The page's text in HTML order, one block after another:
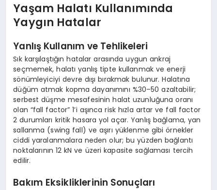
Yaşam Halatı Kullanımında
Yaygın Hatalar
Yanlış Kullanım ve Tehlikeleri
Sık karşılaştığın hatalar arasında uygun ankraj
seçmemek, halatı yanlış tipte kullanmak ve enerji
sönümleyiciyi devre dışı bırakmak bulunur. Halatına
düğüm atmak kopma dayanımını %30–50 azaltabilir;
serbest düşme mesafesinin halat uzunluğuna oranı
olan “fall factor” 1’i aşınca risk hızla artar ve fall factor
2 durumları kritik hasara yol açar. Yanlış bağlama, yan
sallanma (swing fall) ve aşırı yüklenme gibi örnekler
ciddi yaralanmalara neden olur; bu yüzden bağlantı
noktalarının 12 kN ve üzeri kapasite sağlaması tercih
edilir.
Bakım Eksikliklerinin Sonuçları